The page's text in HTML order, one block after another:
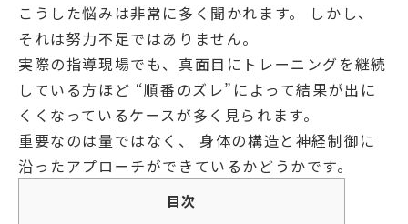
こうした悩みは非常に多く聞かれます。 しかし、
それは努力不足ではありません。
実際の指導現場でも、真面目にトレーニングを継続
している方ほど “順番のズレ”によって結果が出に
くくなっているケースが多く見られます。
重要なのは量ではなく、 身体の構造と神経制御に
沿ったアプローチができているかどうかです。
目次